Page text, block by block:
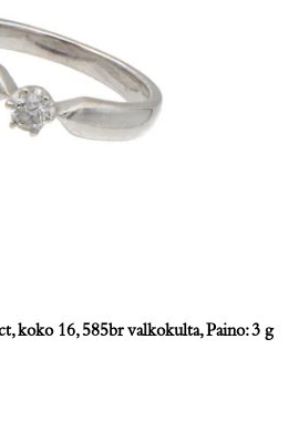
koko 16, 585br valkokulta, Paino: 3 g